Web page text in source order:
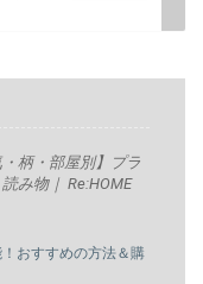
柄・部屋別】プラ
み物｜ Re:HOME
おすすめの方法＆購